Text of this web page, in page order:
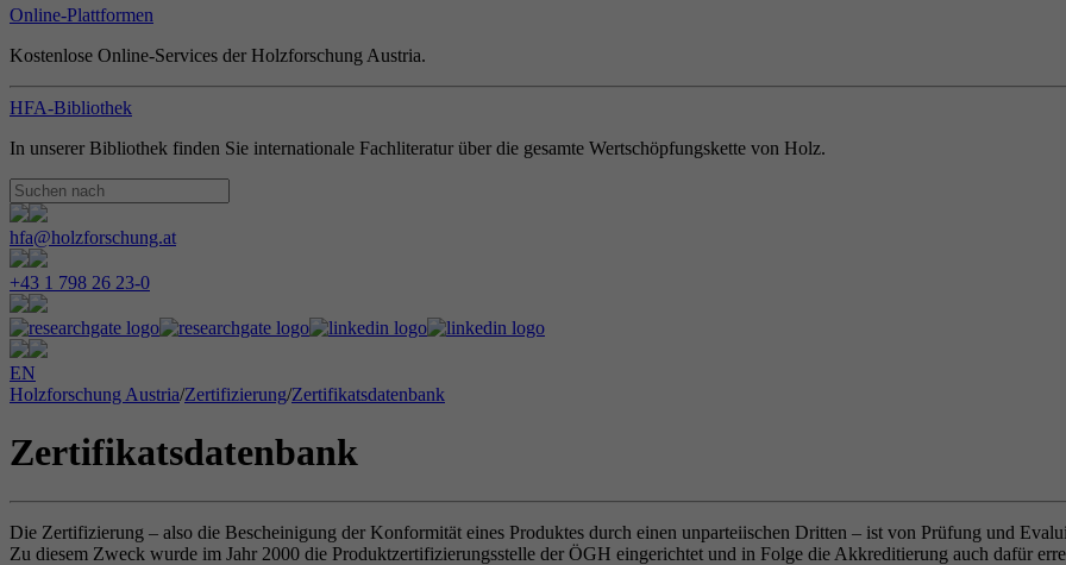
Online-Plattformen
Kostenlose Online-Services der Holzforschung Austria.
HFA-Bibliothek
In unserer Bibliothek finden Sie internationale Fachliteratur über die gesamte Wertschöpfungskette von Holz.
hfa@holzforschung.at
+43 1 798 26 23-0
EN
Holzforschung Austria/Zertifizierung/Zertifikatsdatenbank
Zertifikatsdatenbank
Die Zertifizierung – also die Bescheinigung der Konformität eines Produktes durch einen unparteiischen Dritten – ist von Prüfung und
Zu diesem Zweck wurde im Jahr 2000 die Produktzertifizierungsstelle der ÖGH eingerichtet und in Folge die Akkreditierung auch dafür